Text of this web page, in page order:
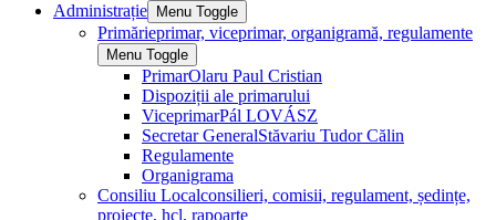
Administrație
Menu Toggle
Primărieprimar, viceprimar, organigramă, regulamente
Menu Toggle
PrimarOlaru Paul Cristian
Dispoziții ale primarului
ViceprimarPál LOVÁSZ
Secretar GeneralStăvariu Tudor Călin
Regulamente
Organigrama
Consiliu Localconsilieri, comisii, regulament, ședințe,
proiecte, hcl, rapoarte